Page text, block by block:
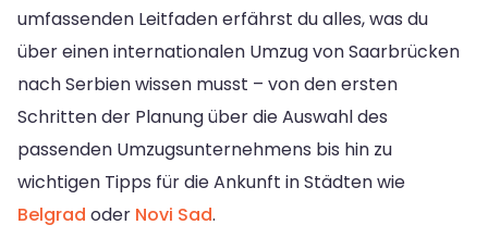
umfassenden Leitfaden erfährst du alles, was du
über einen internationalen Umzug von Saarbrücken
nach Serbien wissen musst – von den ersten
Schritten der Planung über die Auswahl des
passenden Umzugsunternehmens bis hin zu
wichtigen Tipps für die Ankunft in Städten wie
Belgrad oder Novi Sad.